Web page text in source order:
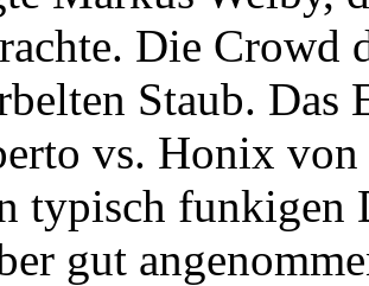
Die
Staub. Das
vs. Honix von
typisch funkigen
gut